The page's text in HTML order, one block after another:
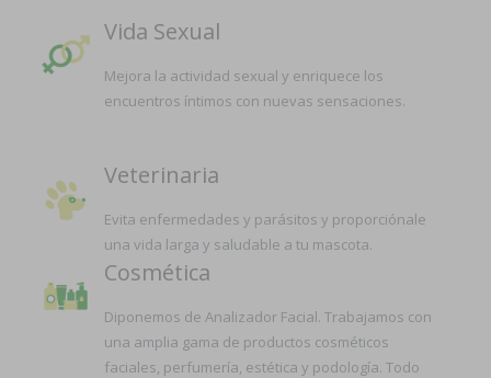
Vida Sexual
Mejora la actividad sexual y enriquece los
encuentros íntimos con nuevas sensaciones.
Veterinaria
Evita enfermedades y parásitos y proporciónale
una vida larga y saludable a tu mascota.
Cosmética
Diponemos de Analizador Facial. Trabajamos con
una amplia gama de productos cosméticos
faciales, perfumería, estética y podología. Todo